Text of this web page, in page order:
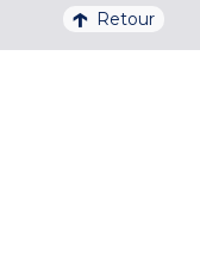
Retour